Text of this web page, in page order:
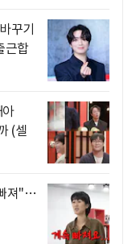
꾸기
근합
(셀
져"…